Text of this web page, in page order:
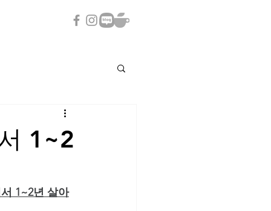
1~2
1~2년 살아